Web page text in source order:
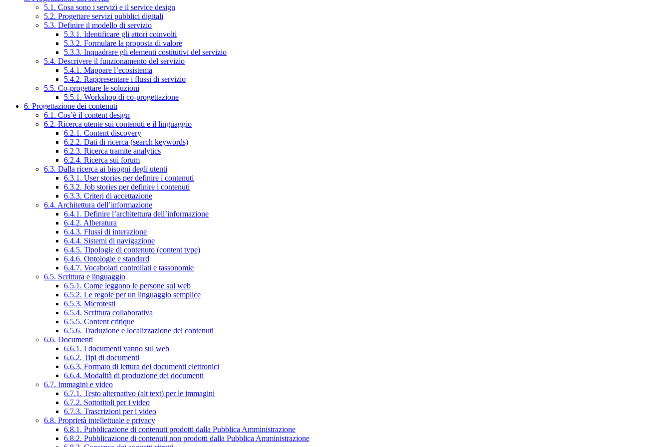
5.1. Cosa sono i servizi e il service design
5.2. Progettare servizi pubblici digitali
5.3. Definire il modello di servizio
5.3.1. Identificare gli attori coinvolti
5.3.2. Formulare la proposta di valore
5.3.3. Inquadrare gli elementi costitutivi del servizio
5.4. Descrivere il funzionamento del servizio
5.4.1. Mappare l’ecosistema
5.4.2. Rappresentare i flussi di servizio
5.5. Co-progettare le soluzioni
5.5.1. Workshop di co-progettazione
6. Progettazione dei contenuti
6.1. Cos’è il content design
6.2. Ricerca utente sui contenuti e il linguaggio
6.2.1. Content discovery
6.2.2. Dati di ricerca (search keywords)
6.2.3. Ricerca tramite analytics
6.2.4. Ricerca sui forum
6.3. Dalla ricerca ai bisogni degli utenti
6.3.1. User stories per definire i contenuti
6.3.2. Job stories per definire i contenuti
6.3.3. Criteri di accettazione
6.4. Architettura dell’informazione
6.4.1. Definire l’architettura dell’informazione
6.4.2. Alberatura
6.4.3. Flussi di interazione
6.4.4. Sistemi di navigazione
6.4.5. Tipologie di contenuto (content type)
6.4.6. Ontologie e standard
6.4.7. Vocabolari controllati e tassonomie
6.5. Scrittura e linguaggio
6.5.1. Come leggono le persone sul web
6.5.2. Le regole per un linguaggio semplice
6.5.3. Microtesti
6.5.4. Scrittura collaborativa
6.5.5. Content critique
6.5.6. Traduzione e localizzazione dei contenuti
6.6. Documenti
6.6.1. I documenti vanno sul web
6.6.2. Tipi di documenti
6.6.3. Formato di lettura dei documenti elettronici
6.6.4. Modalità di produzione dei documenti
6.7. Immagini e video
6.7.1. Testo alternativo (alt text) per le immagini
6.7.2. Sottotitoli per i video
6.7.3. Trascrizioni per i video
6.8. Proprietà intellettuale e privacy
6.8.1. Pubblicazione di contenuti prodotti dalla Pubblica Amministrazione
6.8.2. Pubblicazione di contenuti non prodotti dalla Pubblica Amministrazione